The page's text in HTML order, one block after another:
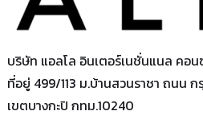
บริษัท แอลโล อินเตอร์เนชั่นแนล คอ
ที่อยู่ 499/113 ม.บ้านสวนราชา ถนน
เขตบางกะปิ กทม.10240